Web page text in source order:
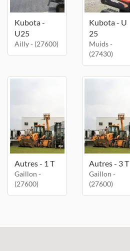
Kubota -
U25
Ailly - (27600)
Kubota - U
25
Muids -
(27430)
Autres - 1 T
Gaillon -
(27600)
Autres - 3 T
Gaillon -
(27600)